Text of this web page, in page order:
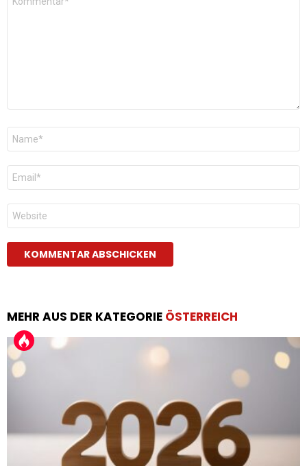
Name
E-
Mail
*
Website
MEHR AUS DER KATEGORIE ÖSTERREICH